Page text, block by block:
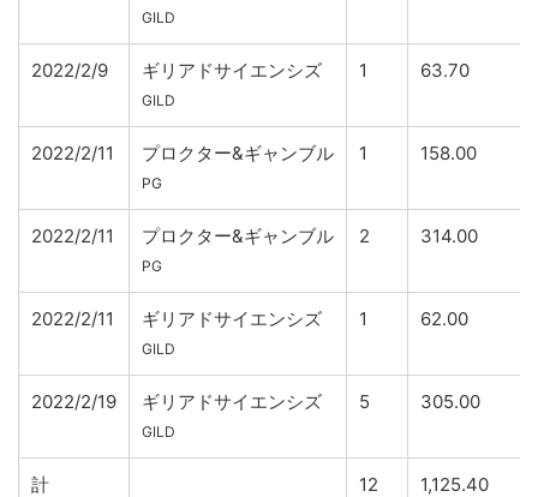
GILD
2022/2/9 ギリアドサイエンシズ
GILD
1 63.70
2022/2/11 プロクター&ギャンブル
PG
1 158.00
2022/2/11 プロクター&ギャンブル
PG
2 314.00
2022/2/11 ギリアドサイエンシズ
GILD
1 62.00
2022/2/19 ギリアドサイエンシズ
GILD
5 305.00
計 12 1,125.40